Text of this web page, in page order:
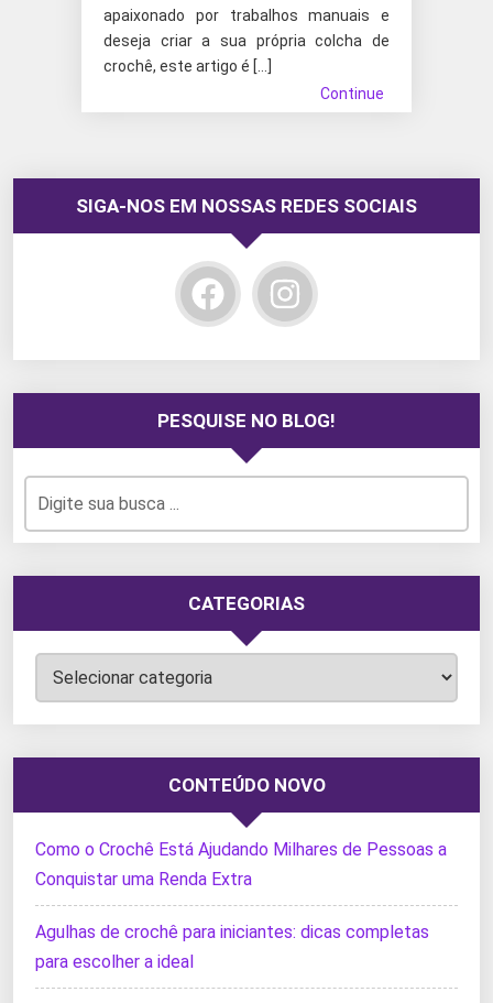
apaixonado por trabalhos manuais e
deseja criar a sua própria colcha de
crochê, este artigo é […]
Continue
SIGA-NOS EM NOSSAS REDES SOCIAIS
PESQUISE NO BLOG!
CATEGORIAS
Categorias
CONTEÚDO NOVO
Como o Crochê Está Ajudando Milhares de Pessoas a
Conquistar uma Renda Extra
Agulhas de crochê para iniciantes: dicas completas
para escolher a ideal